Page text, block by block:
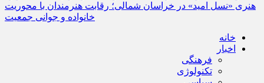
هنری «نسل امید» در خراسان شمالی؛ رقابت هنرمندان با محوریت
خانواده و جوانی جمعیت
خانه
اخبار
فرهنگی
تکنولوژی